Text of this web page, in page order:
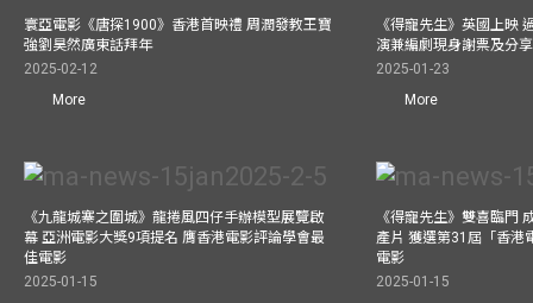
寰亞電影《唐探1900》香港首映禮 周潤發教王寶
強劉昊然廣東話拜年
2025-02-12
More
《得寵先生》英國上映
演兼編劇現身謝票及分
2025-01-23
More
《九龍城寨之圍城》龍捲風四仔手辦模型展覽啟
幕 亞洲電影大獎9項提名 膺香港電影評論學會最
佳電影
2025-01-15
《得寵先生》雙喜臨門
產片 獲選第31屆「香港
電影
2025-01-15